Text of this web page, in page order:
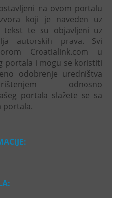
na ovom portalu
koji je naveden uz
tekst te su objavljeni uz
autorskih prava. Svi
Croatialink.com u
portala i mogu se koristiti
odobrenje uredništva
odnosno
portala slažete se sa
portala.